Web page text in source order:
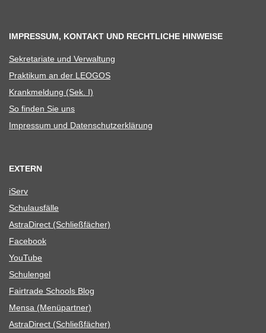
IMPRESSUM, KONTAKT UND RECHTLICHE HINWEISE
Sekre­ta­riate und Verwaltung
Prak­ti­kum an der LEOGOS
Krank­mel­dung (Sek. I)
So fin­den Sie uns
Impres­sum und Datenschutzerklärung
EXTERN
iServ
Schul­aus­fälle
Astra­Di­rect (Schließ­fä­cher)
Face­book
You­Tube
Schul­en­gel
Fair­trade Schools Blog
Mensa (Menü­part­ner)
Astra­Di­rect (Schließ­fä­cher)